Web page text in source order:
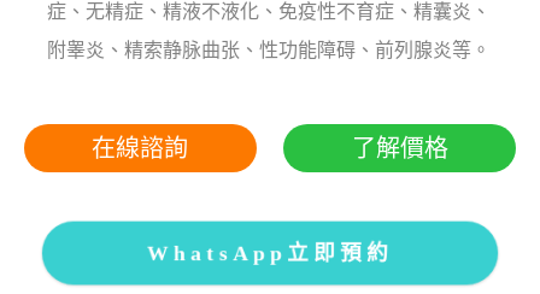
症、无精症、精液不液化、免疫性不育症、精囊炎、
附睾炎、精索静脉曲张、性功能障碍、前列腺炎等。
在線諮詢 了解價格
WhatsApp立即預約